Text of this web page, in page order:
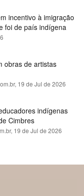
incentivo à imigração
foi de país indígena
obras de artistas
19 de Jul de 2026
indígenas
Cimbres
19 de Jul de 2026